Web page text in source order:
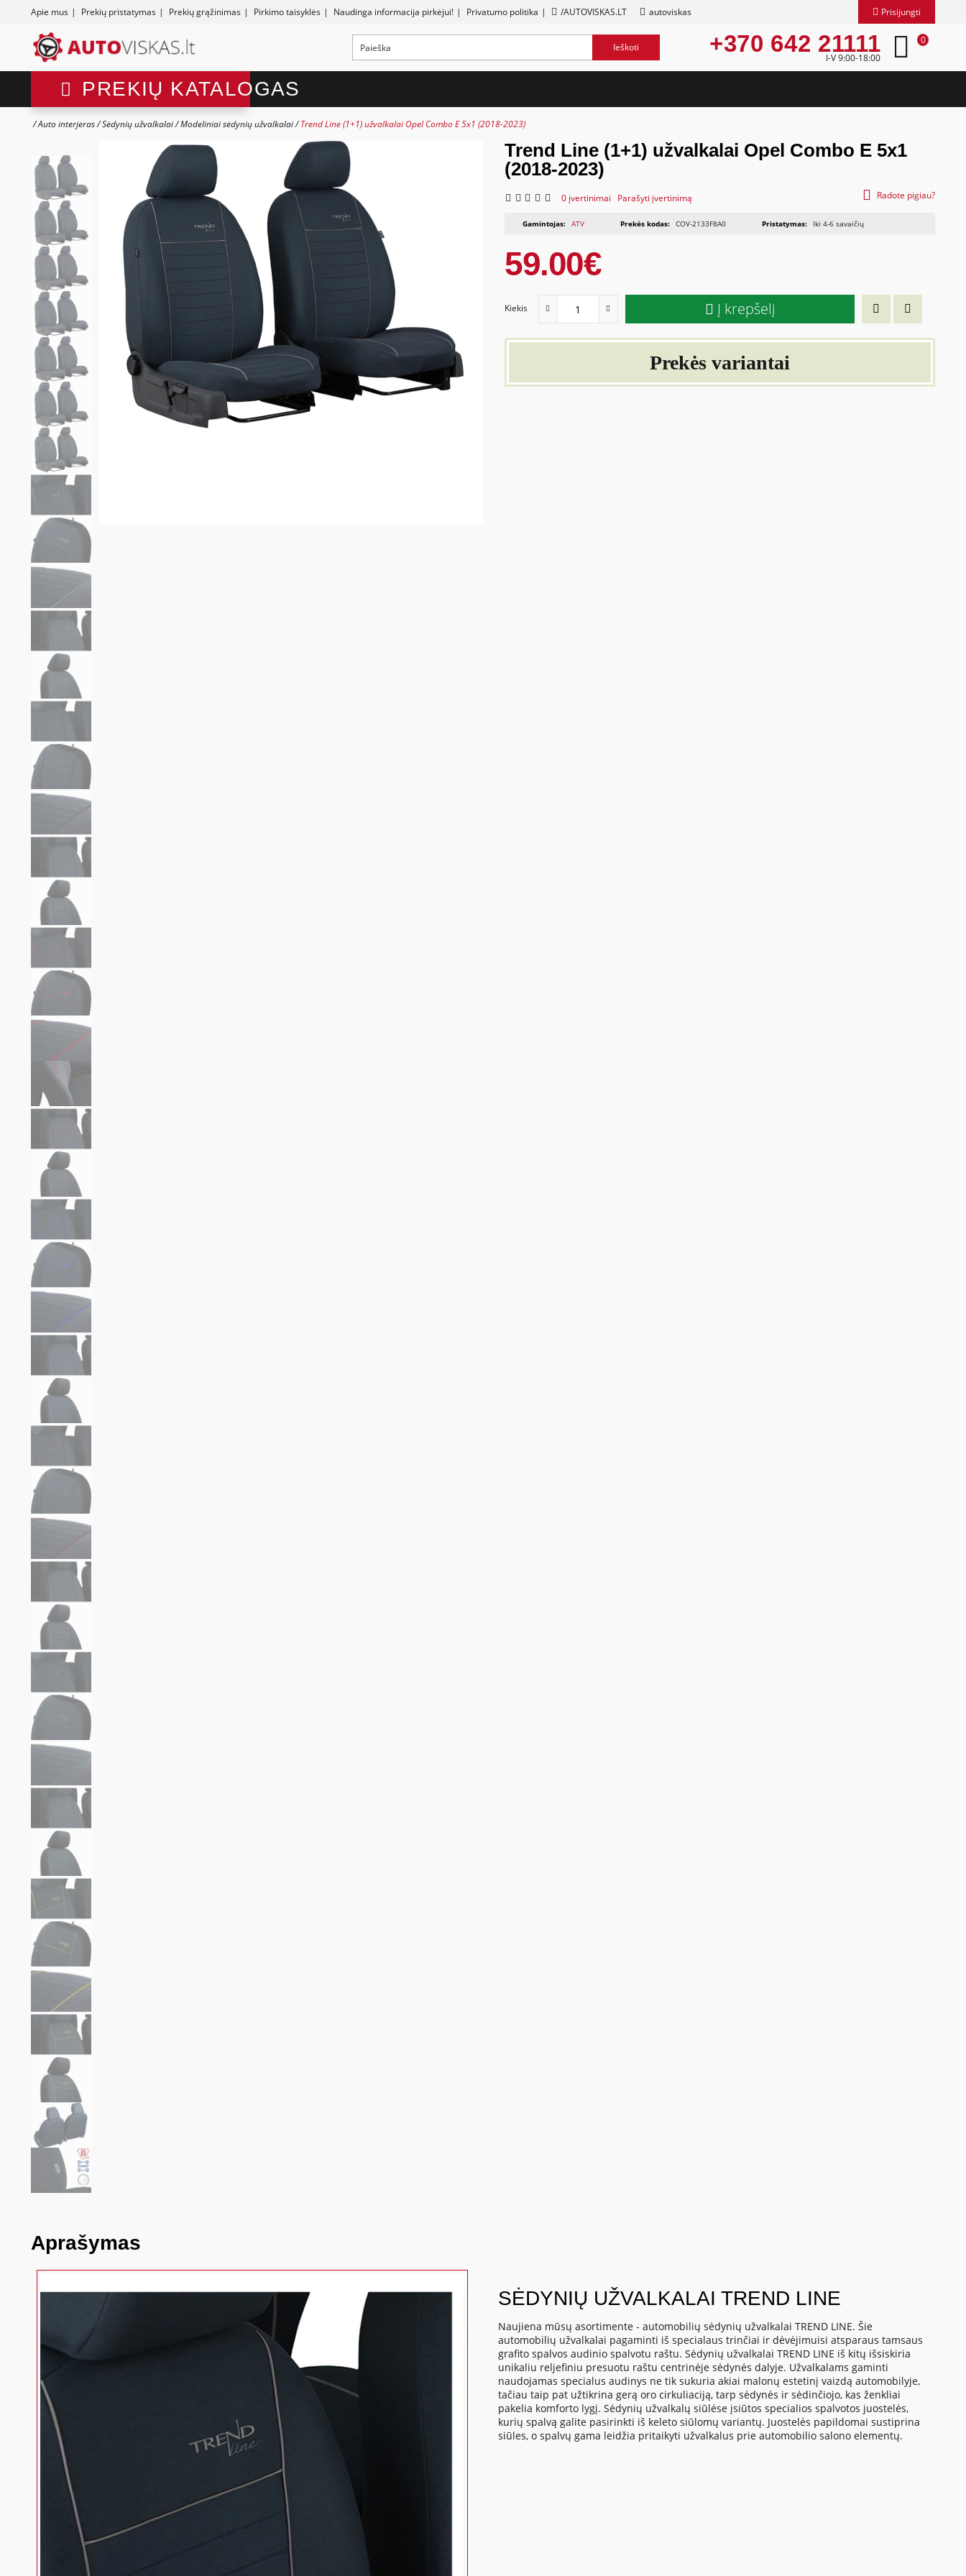
Apie mus | Prekių pristatymas | Prekių grąžinimas | Pirkimo taisyklės | Naudinga informacija pirkėjui! | Privatumo politika | /AUTOVISKAS.LT autoviskas Prisijungti
Ieškoti +370 642 21111
I-V 9:00-18:00
0
PREKIŲ KATALOGAS
Auto interjeras Sėdynių užvalkalai Modeliniai sėdynių užvalkalai Trend Line (1+1) užvalkalai Opel Combo E 5x1 (2018-2023)
Trend Line (1+1) užvalkalai Opel Combo E 5x1
(2018-2023)
0 įvertinimai Parašyti įvertinimą Radote pigiau?
Gamintojas: ATV Prekės kodas: COV-2133F8A0 Pristatymas: Iki 4-6 savaičių
59.00€
Kiekis Į krepšelį
Prekės variantai
Aprašymas
SĖDYNIŲ UŽVALKALAI TREND LINE
Naujiena mūsų asortimente - automobilių sėdynių užvalkalai TREND LINE. Šie
automobilių užvalkalai pagaminti iš specialaus trinčiai ir dėvėjimuisi atsparaus tamsaus
grafito spalvos audinio spalvotu raštu. Sėdynių užvalkalai TREND LINE iš kitų išsiskiria
unikaliu reljefiniu presuotu raštu centrinėje sėdynės dalyje. Užvalkalams gaminti
naudojamas specialus audinys ne tik sukuria akiai malonų estetinį vaizdą automobilyje,
tačiau taip pat užtikrina gerą oro cirkuliaciją, tarp sėdynės ir sėdinčiojo, kas ženkliai
pakelia komforto lygį. Sėdynių užvalkalų siūlėse įsiūtos specialios spalvotos juostelės,
kurių spalvą galite pasirinkti iš keleto siūlomų variantų. Juostelės papildomai sustiprina
siūles, o spalvų gama leidžia pritaikyti užvalkalus prie automobilio salono elementų.